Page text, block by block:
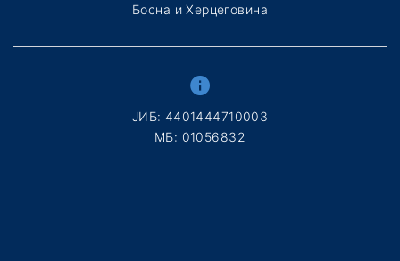
Босна и Херцеговина
ЈИБ: 4401444710003
МБ: 01056832